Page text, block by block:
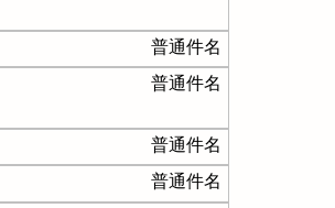
普通件名
普通件名
普通件名
普通件名